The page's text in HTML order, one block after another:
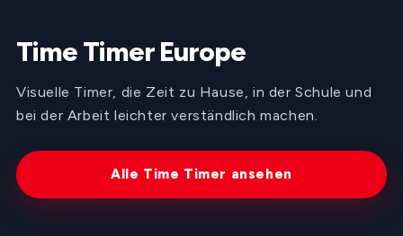
Time Timer Europe
Visuelle Timer, die Zeit zu Hause, in der Schule und
bei der Arbeit leichter verständlich machen.
Alle Time Timer ansehen